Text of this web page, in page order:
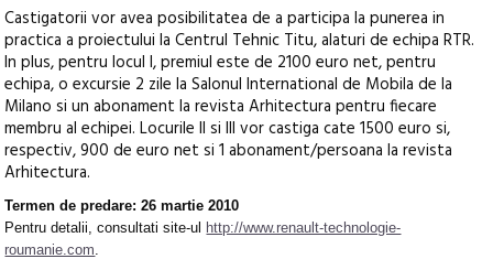
Castigatorii vor avea posibilitatea de a participa la punerea in
practica a proiectului la Centrul Tehnic Titu, alaturi de echipa RTR.
In plus, pentru locul I, premiul este de 2100 euro net, pentru
echipa, o excursie 2 zile la Salonul International de Mobila de la
Milano si un abonament la revista Arhitectura pentru fiecare
membru al echipei. Locurile II si III vor castiga cate 1500 euro si,
respectiv, 900 de euro net si 1 abonament/persoana la revista
Arhitectura.
Termen de predare: 26 martie 2010
Pentru detalii, consultati site-ul http://www.renault-technologie-
roumanie.com.